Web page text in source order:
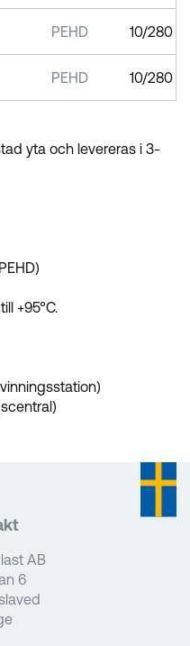
PEHD 10/280
PEHD 10/280
yta och levereras i 3-
+95°C.
AB
6